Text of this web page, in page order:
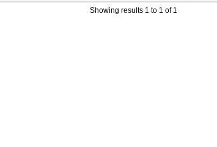
Showing results 1 to 1 of 1